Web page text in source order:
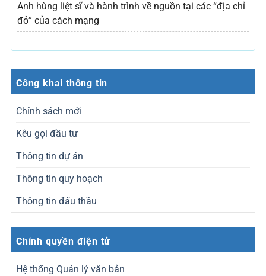
Anh hùng liệt sĩ và hành trình về nguồn tại các “địa chỉ
đỏ” của cách mạng
Công khai thông tin
Chính sách mới
Kêu gọi đầu tư
Thông tin dự án
Thông tin quy hoạch
Thông tin đấu thầu
Chính quyền điện tử
Hệ thống Quản lý văn bản